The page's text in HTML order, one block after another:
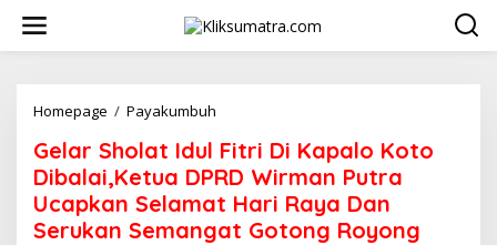
w
Homepage / Payakumbuh
a
r
S
h
Gelar Sholat Idul Fitri Di Kapalo Koto
Dibalai,Ketua DPRD Wirman Putra
Ucapkan Selamat Hari Raya Dan
Serukan Semangat Gotong Royong